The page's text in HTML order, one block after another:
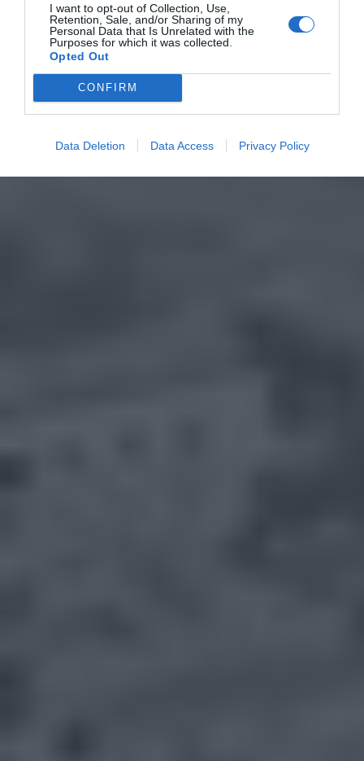
I want to opt-out of Collection, Use,
Retention, Sale, and/or Sharing of my
Personal Data that Is Unrelated with the
Purposes for which it was collected.
Opted Out
CONFIRM
Data Deletion Data Access Privacy Policy